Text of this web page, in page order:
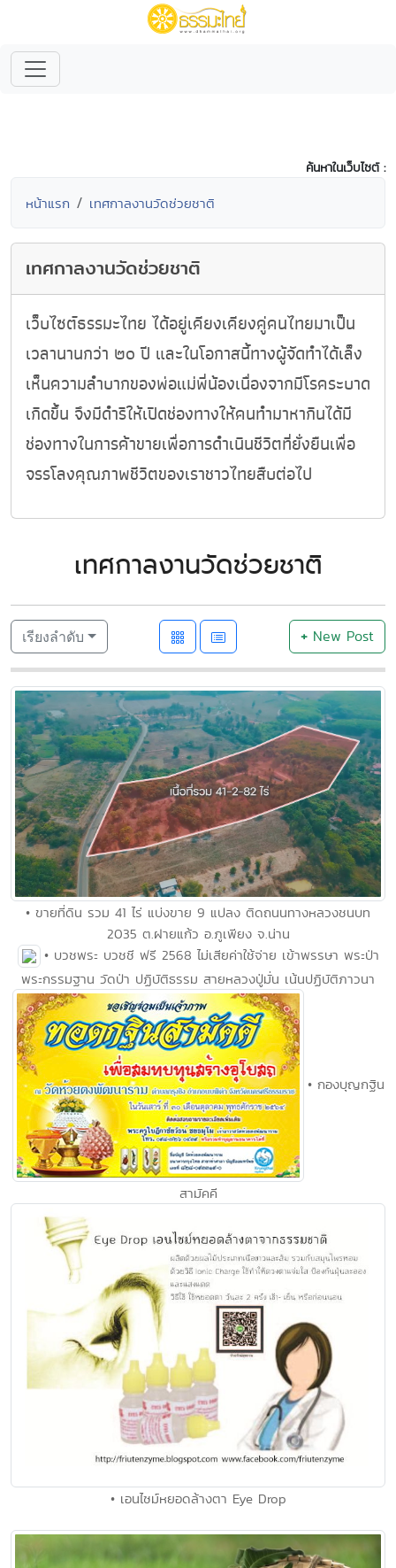
ค้นหาในเว็บไซต์ :
หน้าแรก เทศกาลงานวัดช่วยชาติ
เทศกาลงานวัดช่วยชาติ
เว็บไซต์ธรรมะไทย ได้อยู่เคียงเคียงคู่คนไทยมาเป็น
เวลานานกว่า ๒๐ ปี และในโอกาสนี้ทางผู้จัดทำได้เล็ง
เห็นความลำบากของพ่อแม่พี่น้องเนื่องจากมีโรคระบาด
เกิดขึ้น จึงมีดำริให้เปิดช่องทางให้คนทำมาหากินได้มี
ช่องทางในการค้าขายเพื่อการดำเนินชีวิตที่ยั่งยืนเพื่อ
จรรโลงคุณภาพชีวิตของเราชาวไทยสืบต่อไป
เทศกาลงานวัดช่วยชาติ
เรียงลำดับ +New Post
• ขายที่ดิน รวม 41 ไร่ แบ่งขาย 9 แปลง ติดถนนทางหลวงชนบท
2035 ต.ฝายแก้ว อ.ภูเพียง จ.น่าน
• บวชพระ บวชชี ฟรี 2568 ไม่เสียค่าใช้จ่าย เข้าพรรษา พระป่า
พระกรรมฐาน วัดป่า ปฏิบัติธรรม สายหลวงปู่มั่น เน้นปฏิบัติภาวนา
• กองบุญกฐิน
สามัคคี
• เอนไซม์หยอดล้างตา Eye Drop